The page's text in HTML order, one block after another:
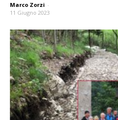
Marco Zorzi -
11 Giugno 2023